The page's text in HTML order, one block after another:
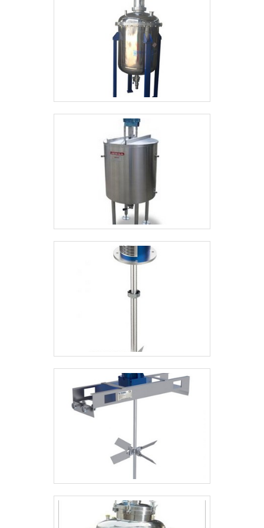
Aço e Inox Barretos existe o que há de melhor em
mezanino metálico. Os clientes encontram itens
como peneira rotativa para areia e tanque de
empresa altamente qualificada e comprometida com
seus serviços, características possíveis pelo fato
realizadas as atividades e logística planejada para
entrega em curto prazo. Todos esses fatores,
agregados a uma equipe multidisciplinar de
consultores associados e colaboradores
eficientes, fecham o ciclo de entrega com
excelência para toda a carteira de clientes.